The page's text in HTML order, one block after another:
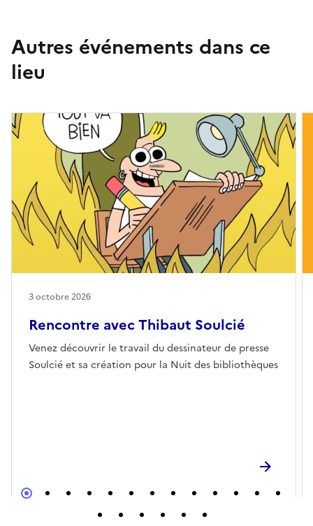
Autres événements dans ce
lieu
Rencontre avec Thibaut Soulcié
Venez découvrir le travail du dessinateur de presse
Soulcié et sa création pour la Nuit des bibliothèques
3 octobre 2026